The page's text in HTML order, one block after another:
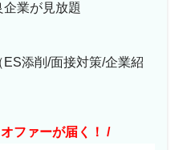
業が見放題
添削/面接対策/企業紹
ファーが届く！ /